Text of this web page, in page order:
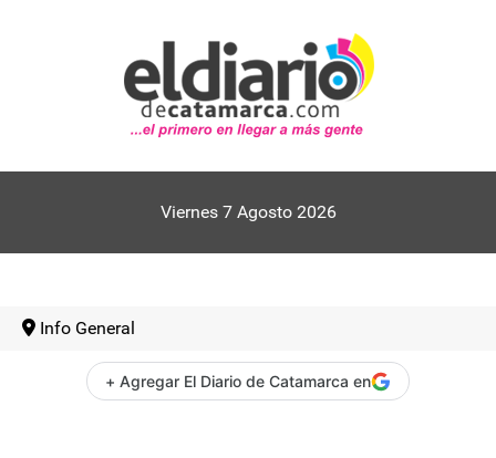
Viernes 7 Agosto 2026
Info General
+ Agregar El Diario de Catamarca en